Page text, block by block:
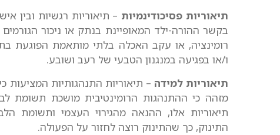
תיאוריות פסיכודינמיות – תיאוריות רגשיות ובין
בקשר ההורה-ילד המאופיינת בנתק או ניכור
רומינציה, או עקב האכלה בלתי מותאמת הפוגעת
ו/או בפגיעה במנגנון הטבעי של רעב ושובע.
תיאוריות למידה – תיאוריות התנהגותיות
מזהה כי ההתנהגות הרומינטיבית מושכת
תיאוריות אלו, ההנאה מהגירוי העצמי ותשומת
התינוק, כך שהתינוק רוצה לחזור על הפעולה.